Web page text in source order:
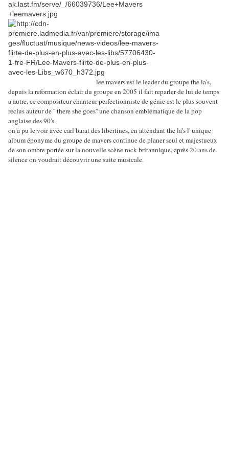
lee mavers est le leader du groupe the la's,
depuis la reformation éclair du groupe en 2005 il fait reparler de lui de temps
a autre, ce compositeur-chanteur perfectionniste de génie est le plus souvent
reclus auteur de '' there she goes'' une chanson emblématique de la pop
anglaise des 90's.
on a pu le voir avec carl barat des libertines, en attendant the la's l' unique
album éponyme du groupe de mavers continue de planer seul et majestueux
de son ombre portée sur la nouvelle scène rock britannique, après 20 ans de
silence on voudrait découvrir une suite musicale.